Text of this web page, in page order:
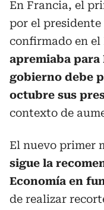
En Francia, el
por el presidente
confirmado en el
apremiaba
gobierno debe
octubre sus
contexto de
El nuevo primer
sigue la
Economía en
de realizar